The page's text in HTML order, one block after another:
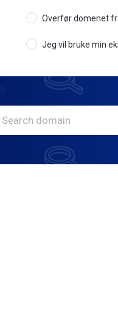
Overfør domenet
Jeg vil bruke min